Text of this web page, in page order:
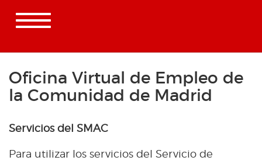
Toggle
navigation
Oficina Virtual de Empleo de
la Comunidad de Madrid
Servicios del SMAC
Para utilizar los servicios del Servicio de